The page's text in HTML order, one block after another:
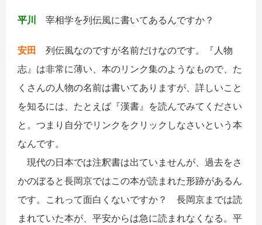
平川 宰相学を列伝風に書いてあるんですか？
安田
列伝風なのですが名前だけなのです。『人物
志』は非常に薄い、本のリンク集のようなもので、た
くさんの人物の名前は書いてありますが、詳しいこと
を知るには、たとえば『漢書』を読んでみてください
と。つまり自分でリンクをクリックしなさいという本
なんです。
現代の日本では注釈書は出ていませんが、過去をさ
かのぼると長岡京ではこの本が読まれた形跡があるん
です。これって面白くないですか？ 長岡京までは読
まれていた本が、平安からは急に読まれなくなる。平